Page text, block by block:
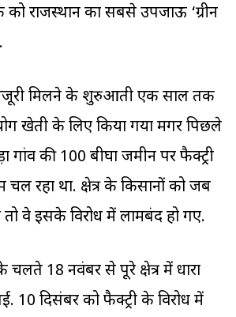
राजस्थान का सबसे उपजाऊ ‘ग्रीन
मंजूरी मिलने के शुरुआती एक साल तक
खेती के लिए किया गया मगर पिछले
गांव की 100 बीघा जमीन पर फैक्ट्री
रहा था. क्षेत्र के किसानों को जब
वे इसके विरोध में लामबंद हो गए.
चलते 18 नवंबर से पूरे क्षेत्र में धारा
10 दिसंबर को फैक्ट्री के विरोध में